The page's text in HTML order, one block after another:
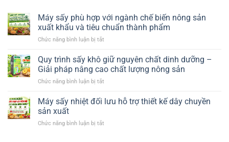
Máy sấy phù hợp với ngành chế biến nông sản
xuất khẩu và tiêu chuẩn thành phẩm
Chức năng bình luận bị tắt
sấy
phù
hợp
chế
Quy trình sấy khô giữ nguyên chất dinh dưỡng –
Giải pháp nâng cao chất lượng nông sản
Chức năng bình luận bị tắt
trình
Máy sấy nhiệt đối lưu hỗ trợ thiết kế dây chuyền
sản xuất
Chức năng bình luận bị tắt